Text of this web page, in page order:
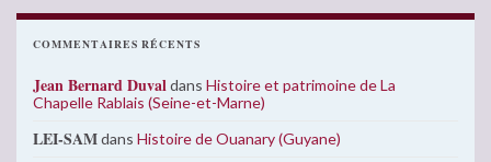
COMMENTAIRES RÉCENTS
Jean Bernard Duvaldans Histoire et patrimoine de La
Chapelle Rablais (Seine-et-Marne)
LEI-SAMdans Histoire de Ouanary (Guyane)